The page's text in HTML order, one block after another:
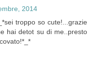
2014
troppo so cute!...grazie
hai detot su di me..presto